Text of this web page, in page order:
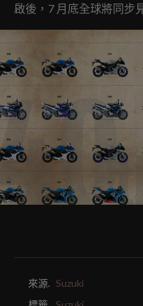
啟後，7 月底全球將同步
來源. Suzuki